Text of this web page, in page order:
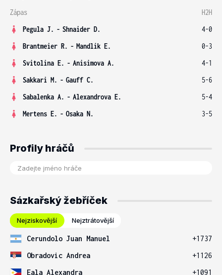
Zápas
H2H
Pegula J. - Shnaider D.
4-0
Brantmeier R. - Mandlik E.
0-3
Svitolina E. - Anisimova A.
4-1
Sakkari M. - Gauff C.
5-6
Sabalenka A. - Alexandrova E.
5-4
Mertens E. - Osaka N. 3-5
Profily hráčů
Sázkařský žebříček
Nejziskovější Nejztrátovější
Cerundolo Juan Manuel
+1737
Obradovic Andrea
+1126
Eala Alexandra
+1091